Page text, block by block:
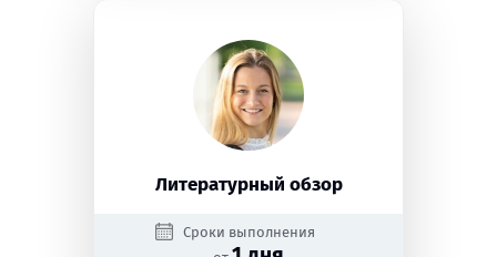
Литературный обзор
Сроки выполнения